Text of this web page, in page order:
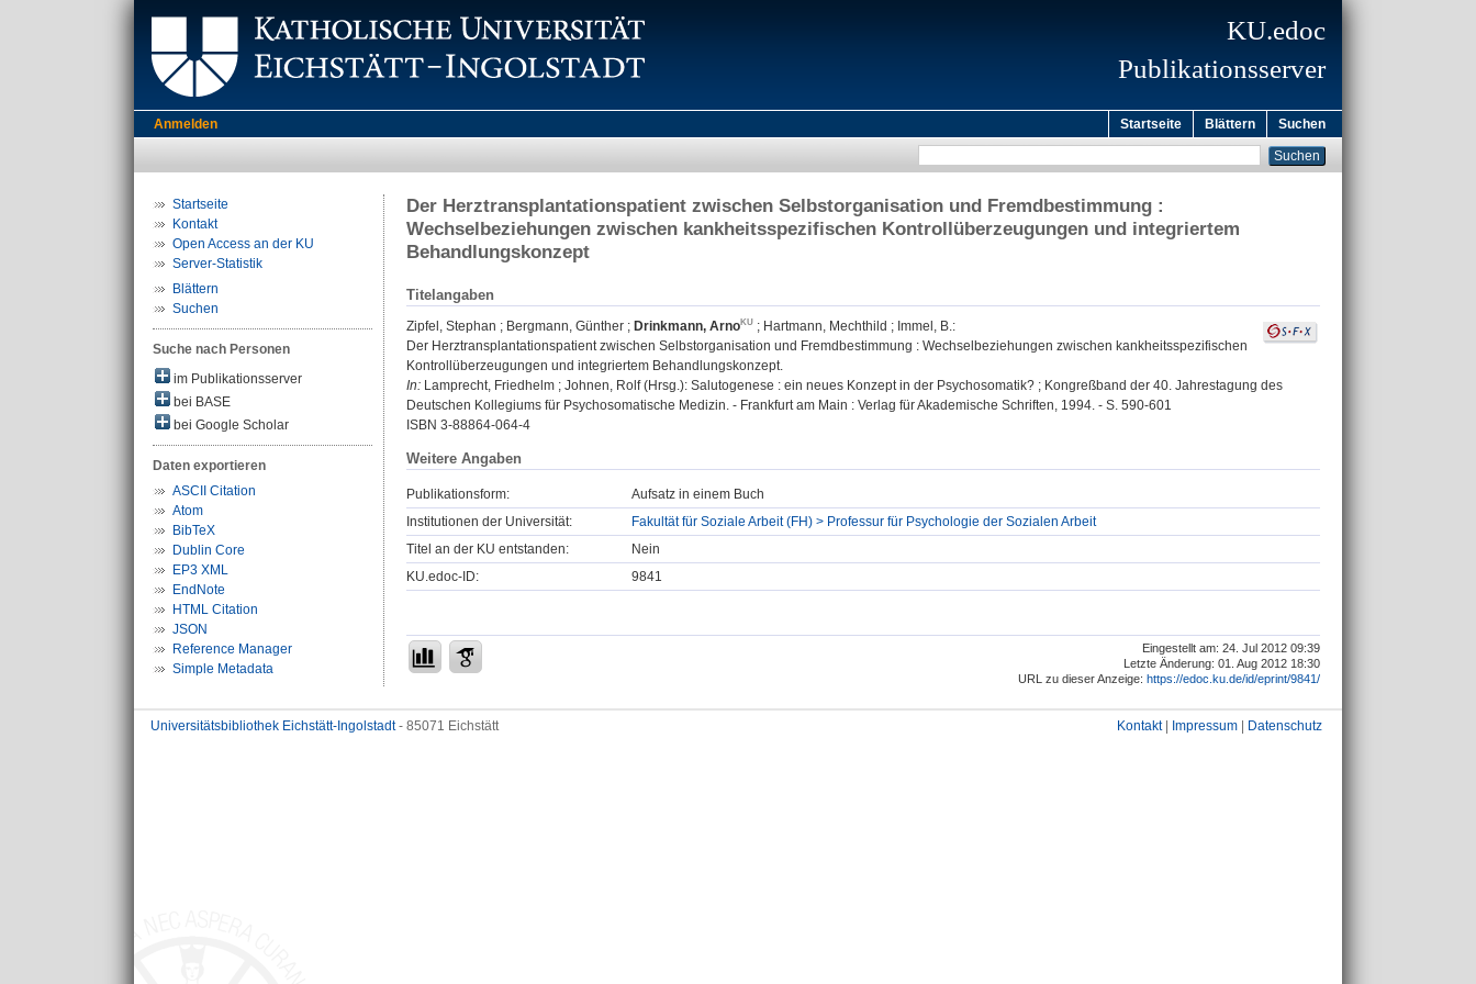
KU.edoc
Publikationsserver
Anmelden Startseite Blättern Suchen
Startseite
Kontakt
Open Access an der KU
Server-Statistik
Blättern
Suchen
Suche nach Personen
im Publikationsserver
bei BASE
bei Google Scholar
Daten exportieren
ASCII Citation
Atom
BibTeX
Dublin Core
EP3 XML
EndNote
HTML Citation
JSON
Reference Manager
Simple Metadata
Der Herztransplantationspatient zwischen Selbstorganisation und Fremdbestimmung :
Wechselbeziehungen zwischen kankheitsspezifischen Kontrollüberzeugungen und integriertem
Behandlungskonzept
Titelangaben
Zipfel, Stephan ; Bergmann, Günther ; Drinkmann, Arno ; Hartmann, Mechthild ; Immel, B.:
Der Herztransplantationspatient zwischen Selbstorganisation und Fremdbestimmung : Wechselbeziehungen zwischen kankheitsspezifischen
Kontrollüberzeugungen und integriertem Behandlungskonzept.
In: Lamprecht, Friedhelm ; Johnen, Rolf (Hrsg.): Salutogenese : ein neues Konzept in der Psychosomatik? ; Kongreßband der 40. Jahrestagung des
Deutschen Kollegiums für Psychosomatische Medizin. - Frankfurt am Main : Verlag für Akademische Schriften, 1994. - S. 590-601
ISBN 3-88864-064-4
Weitere Angaben
Publikationsform:
Aufsatz in einem Buch
Institutionen der Universität:
Fakultät für Soziale Arbeit (FH) > Professur für Psychologie der Sozialen Arbeit
Titel an der KU entstanden:
Nein
KU.edoc-ID:
9841
Eingestellt am: 24. Jul 2012 09:39
Letzte Änderung: 01. Aug 2012 18:30
URL zu dieser Anzeige: https://edoc.ku.de/id/eprint/9841/
Universitätsbibliothek Eichstätt-Ingolstadt- 85071 Eichstätt Kontakt| Impressum Datenschutz